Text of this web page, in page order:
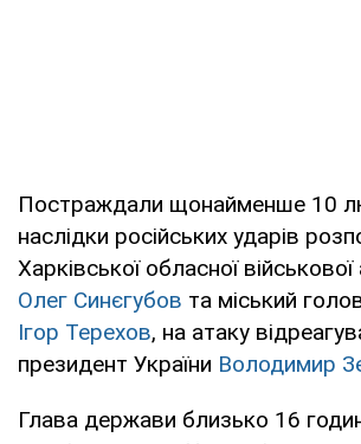
Постраждали щонайменше 10
наслідки російських ударів
Харківської обласної військової
Олег Синєгубов та міський
Ігор Терехов, на атаку
президент України Володимир
Глава держави близько 16